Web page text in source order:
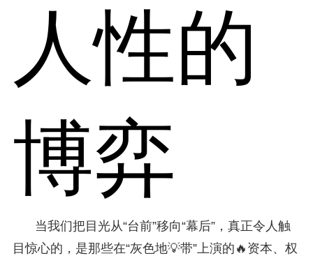
人性的
博弈
当我们把目光从“台前”移向“幕后”，真正令人触
目惊心的，是那些在“灰色地💡带”上演的🔥资本、权